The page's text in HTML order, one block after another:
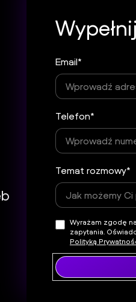
Wypełnij
Email*
Telefon*
Temat rozmowy*
Wyrażam zgodę
zapytania.
Polityką